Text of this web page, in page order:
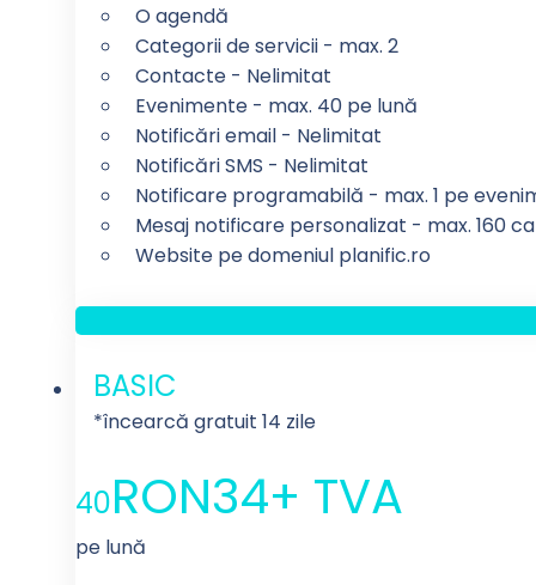
O agendă
Categorii de servicii - max. 2
Contacte - Nelimitat
Evenimente - max. 40 pe lună
Notificări email - Nelimitat
Notificări SMS - Nelimitat
Notificare programabilă - max. 1 pe
Mesaj notificare personalizat - max. 160
Website pe domeniul planific.ro
BASIC
*încearcă gratuit 14 zile
40RON34+ TVA
pe lună